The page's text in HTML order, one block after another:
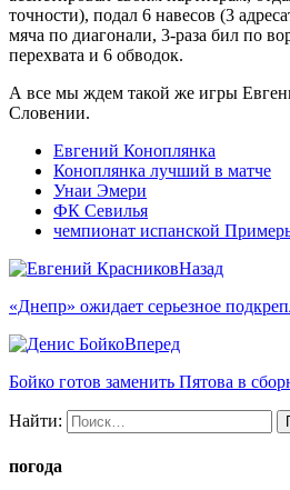
точности), подал 6 навесов (3
мяча по диагонали, 3-раза бил по
перехвата и 6 обводок.
А все мы ждем такой же игры
Словении.
Евгений Коноплянка
Коноплянка лучший в матче
Унаи Эмери
ФК Севилья
чемпионат испанской
Назад
«Днепр» ожидает серьезное
Вперед
Бойко готов заменить Пятова в
Найти:
погода